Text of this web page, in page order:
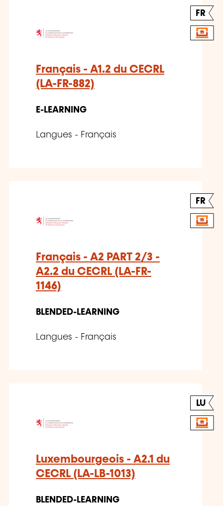
FR
Français - A1.2 du CECRL
(LA-FR-882)
E-LEARNING
Langues - Français
FR
Français - A2 PART 2/3 -
A2.2 du CECRL (LA-FR-
1146)
BLENDED-LEARNING
Langues - Français
LU
Luxembourgeois - A2.1 du
CECRL (LA-LB-1013)
BLENDED-LEARNING